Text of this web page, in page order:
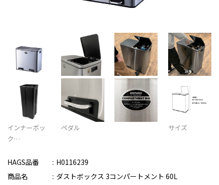
インナーボッ
ク…
ペダル サイズ
HAGS品番
H0116239
商品名
ダストボックス 3コンパートメント 60L